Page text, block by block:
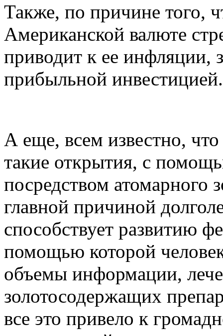
Также, по причине того,
Американской валюте
приводит к ее инфляции,
прибыльной инвестицией.
А еще, всем известно,
такие открытия, с
посредством атомарного
главной причиной
способствует развитию
помощью которой
объемы информации,
золотосодержащих
все это привело к